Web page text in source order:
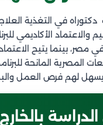
دكتوراه في التغذية
والاعتماد الأكاديمي
مصر، بينما يتيح
المصرية المانحة
ويسهل لهم فرص العمل
الدراسة